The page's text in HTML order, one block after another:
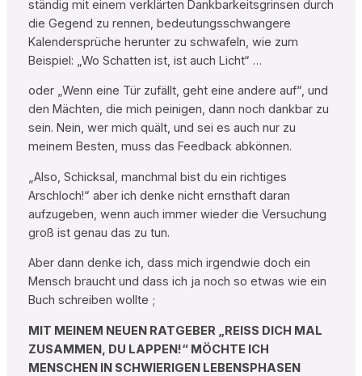
ständig mit einem verklärten Dankbarkeitsgrinsen durch
die Gegend zu rennen, bedeutungsschwangere
Kalendersprüche herunter zu schwafeln, wie zum
Beispiel: „Wo Schatten ist, ist auch Licht“ …
oder „Wenn eine Tür zufällt, geht eine andere auf“, und
den Mächten, die mich peinigen, dann noch dankbar zu
sein. Nein, wer mich quält, und sei es auch nur zu
meinem Besten, muss das Feedback abkönnen.
„Also, Schicksal, manchmal bist du ein richtiges
Arschloch!“ aber ich denke nicht ernsthaft daran
aufzugeben, wenn auch immer wieder die Versuchung
groß ist genau das zu tun.
Aber dann denke ich, dass mich irgendwie doch ein
Mensch braucht und dass ich ja noch so etwas wie ein
Buch schreiben wollte ;
MIT MEINEM NEUEN RATGEBER „REISS DICH MAL
ZUSAMMEN, DU LAPPEN!“ MÖCHTE ICH
MENSCHEN IN SCHWIERIGEN LEBENSPHASEN